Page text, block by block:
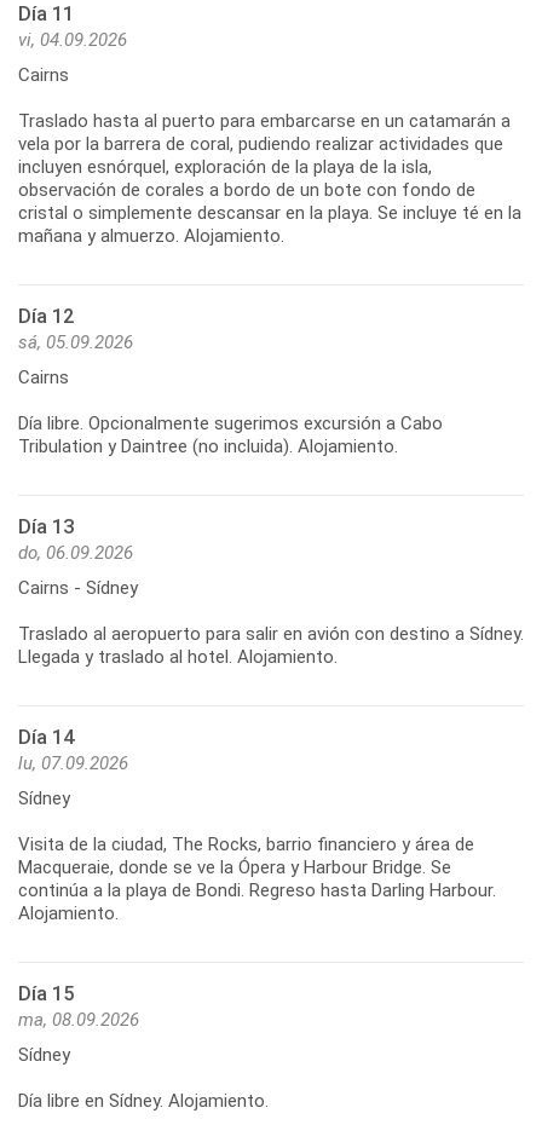
Día 11
vi, 04.09.2026
Cairns
Traslado hasta al puerto para embarcarse en un catamarán a
vela por la barrera de coral, pudiendo realizar actividades que
incluyen esnórquel, exploración de la playa de la isla,
observación de corales a bordo de un bote con fondo de
cristal o simplemente descansar en la playa. Se incluye té en la
Día 12
sá, 05.09.2026
Cairns
Día libre. Opcionalmente sugerimos excursión a Cabo
Día 13
do, 06.09.2026
Cairns - Sídney
Traslado al aeropuerto para salir en avión con destino a Sídney.
Día 14
lu, 07.09.2026
Sídney
Visita de la ciudad, The Rocks, barrio financiero y área de
Macqueraie, donde se ve la Ópera y Harbour Bridge. Se
continúa a la playa de Bondi. Regreso hasta Darling Harbour.
Día 15
ma, 08.09.2026
Sídney